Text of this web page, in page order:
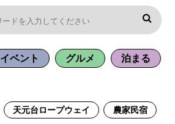
イベント グルメ 泊まる
天元台ロープウェイ 農家民宿